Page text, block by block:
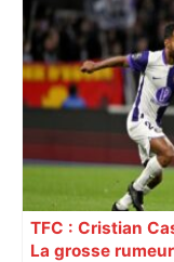
TFC : Cristian
La grosse